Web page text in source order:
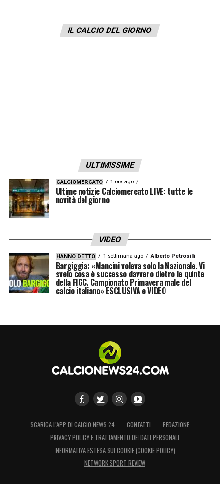
IL CALCIO DEL GIORNO
ULTIMISSIME
CALCIOMERCATO 1 ora ago
Ultime notizie Calciomercato LIVE: tutte le
novità del giorno
VIDEO
HANNO DETTO 1 settimana ago Alberto Petrosilli
Bargiggia: «Mancini voleva solo la Nazionale. Vi
svelo cosa è successo davvero dietro le quinte
della FIGC. Campionato Primavera male del
calcio italiano» ESCLUSIVA e VIDEO
SCARICA L’APP DI CALCIO NEWS 24 CONTATTI
REDAZIONE
PRIVACY POLICY E TRATTAMENTO DEI DATI PERSONALI
INFORMATIVA ESTESA SUI COOKIE (COOKIE POLICY)
NETWORK SPORT REVIEW